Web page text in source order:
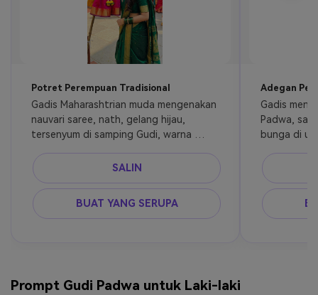
Potret Perempuan Tradisional
Gadis Maharashtrian muda mengenakan
nauvari saree, nath, gelang hijau,
tersenyum di samping Gudi, warna
SALIN
BUAT YANG SERUPA
Adegan
Gadis
Padwa,
bunga di
Prompt Gudi Padwa untuk Laki-laki